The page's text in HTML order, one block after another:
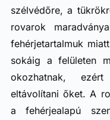
szélvédőre, a
rovarok
fehérjetartalmuk
sokáig a felületen
okozhatnak,
eltávolítani őket. A
a fehérjealapú